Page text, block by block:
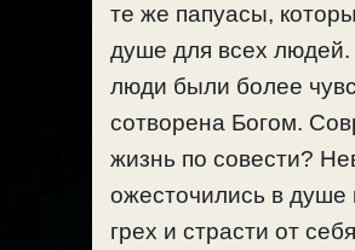
те же папуасы,
душе для всех людей.
люди были более
сотворена Богом.
жизнь по совести?
ожесточились в душе
грех и страсти от